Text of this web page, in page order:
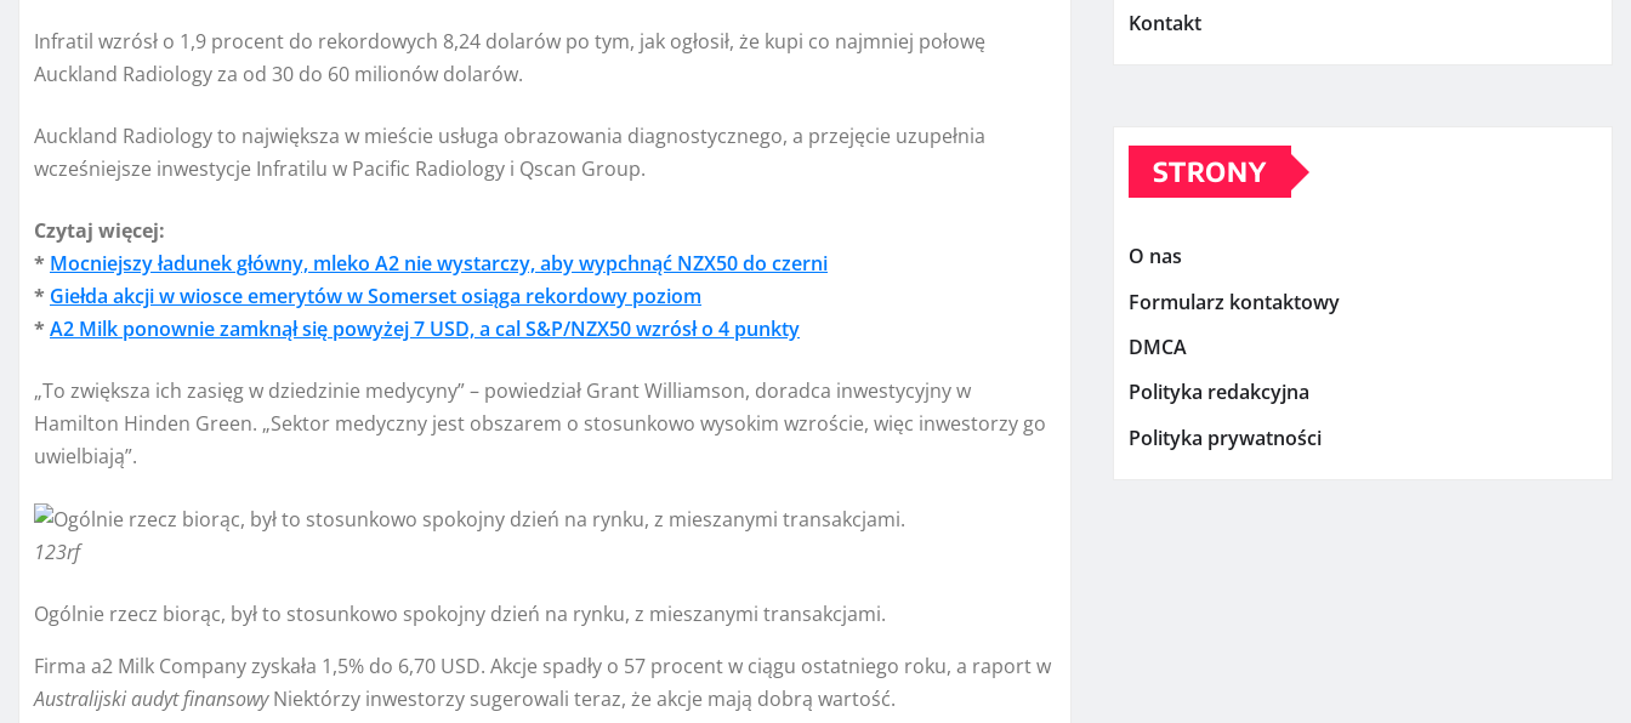
Infratil wzrósł o 1,9 procent do rekordowych 8,24 dolarów po tym, jak ogłosił, że kupi co najmniej połowę
Auckland Radiology za od 30 do 60 milionów dolarów.
Auckland Radiology to największa w mieście usługa obrazowania diagnostycznego, a przejęcie uzupełnia
wcześniejsze inwestycje Infratilu w Pacific Radiology i Qscan Group.
Czytaj więcej:
* Mocniejszy ładunek główny, mleko A2 nie wystarczy, aby wypchnąć NZX50 do czerni
* Giełda akcji w wiosce emerytów w Somerset osiąga rekordowy poziom
* A2 Milk ponownie zamknął się powyżej 7 USD, a cal S&P/NZX50 wzrósł o 4 punkty
„To zwiększa ich zasięg w dziedzinie medycyny” – powiedział Grant Williamson, doradca inwestycyjny w
Hamilton Hinden Green. „Sektor medyczny jest obszarem o stosunkowo wysokim wzroście, więc inwestorzy go
uwielbiają”.
123rf
Ogólnie rzecz biorąc, był to stosunkowo spokojny dzień na rynku, z mieszanymi transakcjami.
Firma a2 Milk Company zyskała 1,5% do 6,70 USD. Akcje spadły o 57 procent w ciągu ostatniego roku, a raport w
Australijski audyt finansowyNiektórzy inwestorzy sugerowali teraz, że akcje mają dobrą wartość.
Kontakt
STRONY
O nas
Formularz kontaktowy
DMCA
Polityka redakcyjna
Polityka prywatności